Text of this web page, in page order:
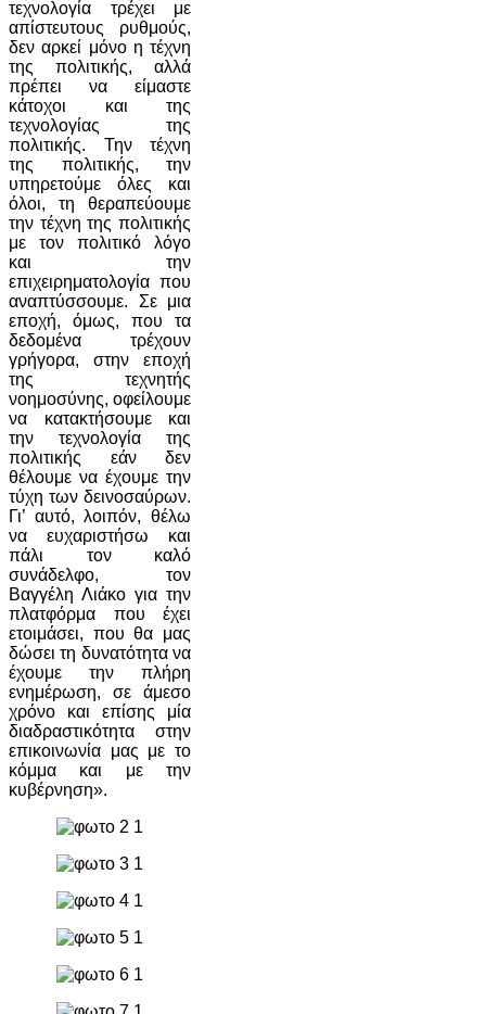
τεχνολογία τρέχει με
απίστευτους ρυθμούς,
δεν αρκεί μόνο η τέχνη
της πολιτικής, αλλά
πρέπει να είμαστε
κάτοχοι και της
τεχνολογίας της
πολιτικής. Την τέχνη
της πολιτικής, την
υπηρετούμε όλες και
όλοι, τη θεραπεύουμε
την τέχνη της πολιτικής
με τον πολιτικό λόγο
και την
επιχειρηματολογία που
αναπτύσσουμε. Σε μια
εποχή, όμως, που τα
δεδομένα τρέχουν
γρήγορα, στην εποχή
της τεχνητής
νοημοσύνης, οφείλουμε
να κατακτήσουμε και
την τεχνολογία της
πολιτικής εάν δεν
θέλουμε να έχουμε την
τύχη των δεινοσαύρων.
Γι’ αυτό, λοιπόν, θέλω
να ευχαριστήσω και
πάλι τον καλό
συνάδελφο, τον
Βαγγέλη Λιάκο για την
πλατφόρμα που έχει
ετοιμάσει, που θα μας
δώσει τη δυνατότητα να
έχουμε την πλήρη
ενημέρωση, σε άμεσο
χρόνο και επίσης μία
διαδραστικότητα στην
επικοινωνία μας με το
κόμμα και με την
κυβέρνηση».